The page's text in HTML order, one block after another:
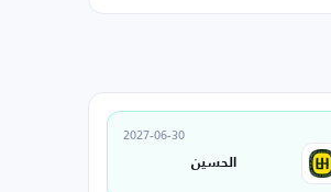
2027-06-30
الحسين